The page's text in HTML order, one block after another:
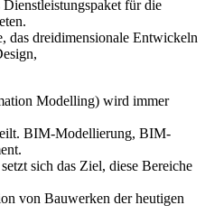
für die
das dreidimensionale Entwickeln
Modelling) wird immer
BIM-Modellierung, BIM-
sich das Ziel, diese Bereiche
von Bauwerken der heutigen